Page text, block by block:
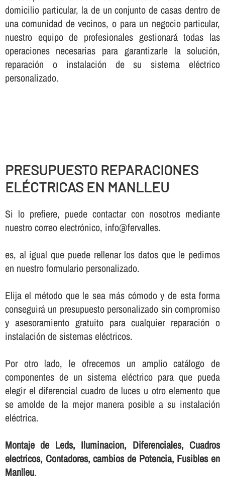
domicilio particular, la de un conjunto de casas dentro de
una comunidad de vecinos, o para un negocio particular,
nuestro equipo de profesionales gestionará todas las
operaciones necesarias para garantizarle la solución,
reparación o instalación de su sistema eléctrico
personalizado.
PRESUPUESTO REPARACIONES
ELÉCTRICAS EN MANLLEU
Si lo prefiere, puede contactar con nosotros mediante
nuestro correo electrónico, info@fervalles.
es, al igual que puede rellenar los datos que le pedimos
en nuestro formulario personalizado.
Elija el método que le sea más cómodo y de esta forma
conseguirá un presupuesto personalizado sin compromiso
y asesoramiento gratuito para cualquier reparación o
instalación de sistemas eléctricos.
Por otro lado, le ofrecemos un amplio catálogo de
componentes de un sistema eléctrico para que pueda
elegir el diferencial cuadro de luces u otro elemento que
se amolde de la mejor manera posible a su instalación
eléctrica.
Montaje de Leds, Iluminacion, Diferenciales, Cuadros
electricos, Contadores, cambios de Potencia, Fusibles en
Manlleu.